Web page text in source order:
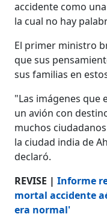
accidente como
la cual no hay
El primer ministro
que sus
sus familias en
"Las imágenes que
un avión con
muchos
la ciudad india de
declaró.
REVISE |Informe
mortal accidente
era normal'